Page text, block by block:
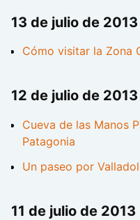
13 de julio de 2013
Cómo visitar la Zona
12 de julio de 2013
Cueva de las Manos
Patagonia
Un paseo por
11 de julio de 2013